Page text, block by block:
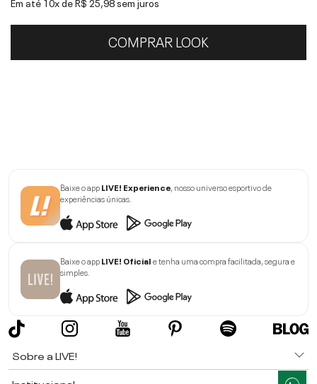
COMPRAR LOOK
Baixe o appLIVE! Experience , nosso universo esportivo de
experiências únicas.
Baixe o appLIVE! Oficiale tenha uma compra facilitada, segura e
simples.
Sobre a LIVE!